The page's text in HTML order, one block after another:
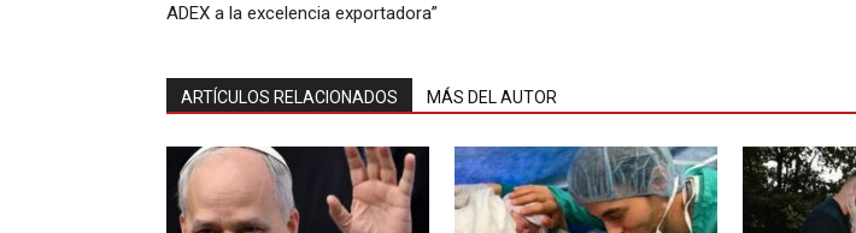
ADEX a la excelencia exportadora”
ARTÍCULOS RELACIONADOS MÁS DEL AUTOR